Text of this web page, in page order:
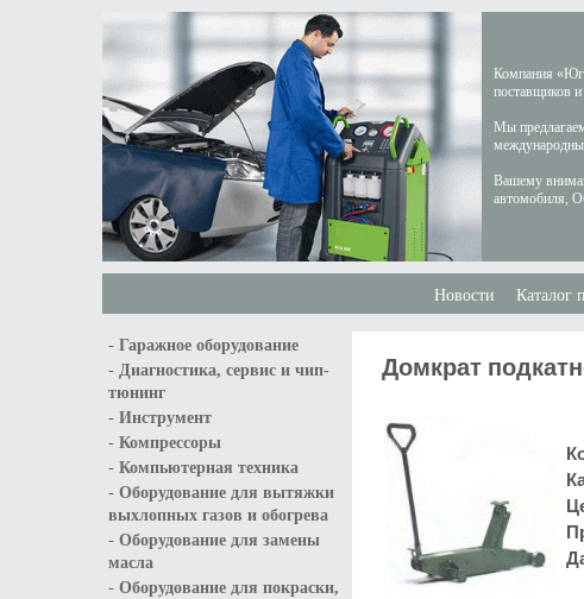
Компания
поставщиков и
Мы
Вашему
автомобиля,
Новости Каталог
- Гаражное оборудование
- Диагностика, сервис и чип-
тюнинг
- Инструмент
- Компрессоры
- Компьютерная техника
- Оборудование для вытяжки
выхлопных газов и обогрева
- Оборудование для замены
масла
- Оборудование для покраски,
Домкрат